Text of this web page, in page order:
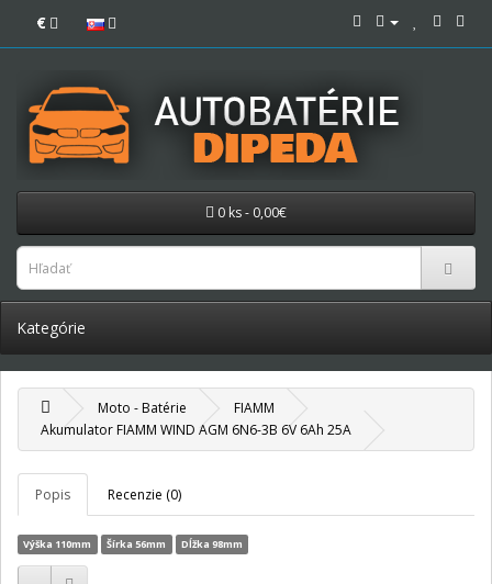
€
0 ks - 0,00€
Kategórie
Moto - Batérie
FIAMM
Akumulator FIAMM WIND AGM 6N6-3B 6V 6Ah 25A
Popis Recenzie (0)
Výška 110mm Šírka 56mm Dĺžka 98mm